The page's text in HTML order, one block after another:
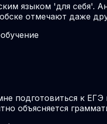
языком 'для себя'.
отмечают даже
подготовиться к
объясняется